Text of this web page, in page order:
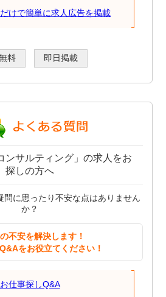
けで簡単に求人広告を掲載
料 即日掲載
ンサルティング」の求人をお
探しの方へ
問に思ったり不安な点はありません
か？
不安を解決します！
をお役立てください！
お仕事探しQ&A